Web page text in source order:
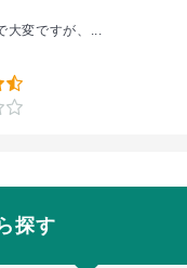
大変ですが、...
探す